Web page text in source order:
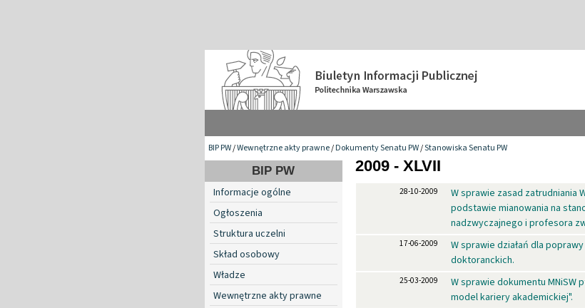
BIP PW/Wewnętrzne akty prawne/Dokumenty Senatu PW/Stanowiska Senatu PW
BIP PW
Informacje ogólne
Ogłoszenia
Struktura uczelni
Skład osobowy
Władze
Wewnętrzne akty prawne
2009 - XLVII
28-10-2009
W sprawie zasad zatrudniania
podstawie mianowania na
nadzwyczajnego i profesora
17-06-2009
W sprawie działań dla
doktoranckich.
25-03-2009
W sprawie dokumentu MNiSW
model kariery akademickiej".